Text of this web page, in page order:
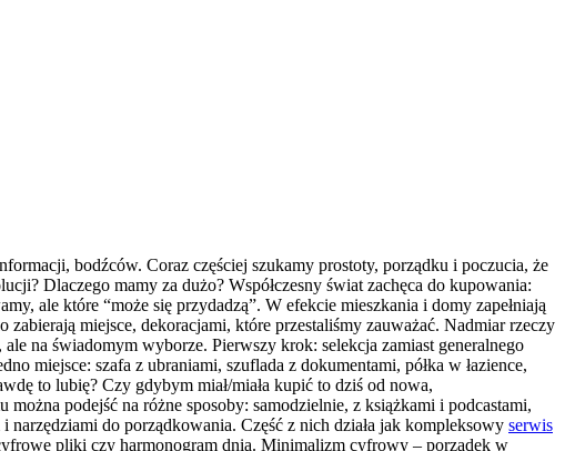
bodźców. Coraz częściej szukamy prostoty, porządku i poczucia, że
Dlaczego mamy za dużo? Współczesny świat zachęca do kupowania:
ale które “może się przydadzą”. W efekcie mieszkania i domy zapełniają
miejsce, dekoracjami, które przestaliśmy zauważać. Nadmiar rzeczy
na świadomym wyborze. Pierwszy krok: selekcja zamiast generalnego
miejsce: szafa z ubraniami, szuflada z dokumentami, półka w łazience,
to lubię? Czy gdybym miał/miała kupić to dziś od nowa,
podejść na różne sposoby: samodzielnie, z książkami i podcastami,
do porządkowania. Część z nich działa jak kompleksowy serwis
pliki czy harmonogram dnia. Minimalizm cyfrowy – porządek w